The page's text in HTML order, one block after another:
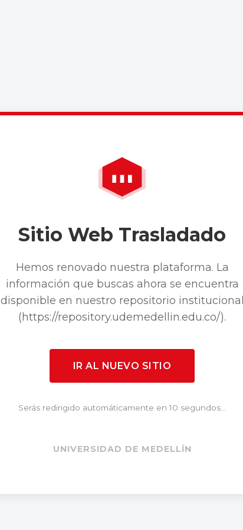
Sitio Web Trasladado
Hemos renovado nuestra plataforma. La
información que buscas ahora se encuentra
disponible en nuestro repositorio institucional
(https://repository.udemedellin.edu.co/).
IR AL NUEVO SITIO
Serás redirigido automáticamente en 10 segundos...
UNIVERSIDAD DE MEDELLÍN